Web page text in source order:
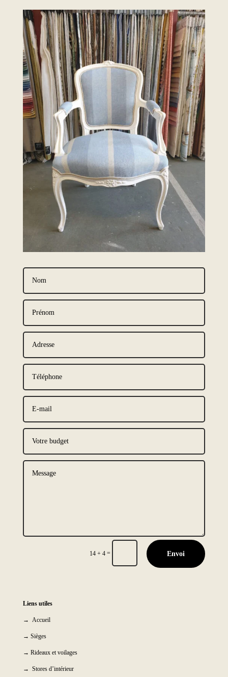
14 + 4 = Envoi
Liens utiles
→ Accueil
→ Sièges
→ Rideaux et voilages
→ Stores d’intérieur